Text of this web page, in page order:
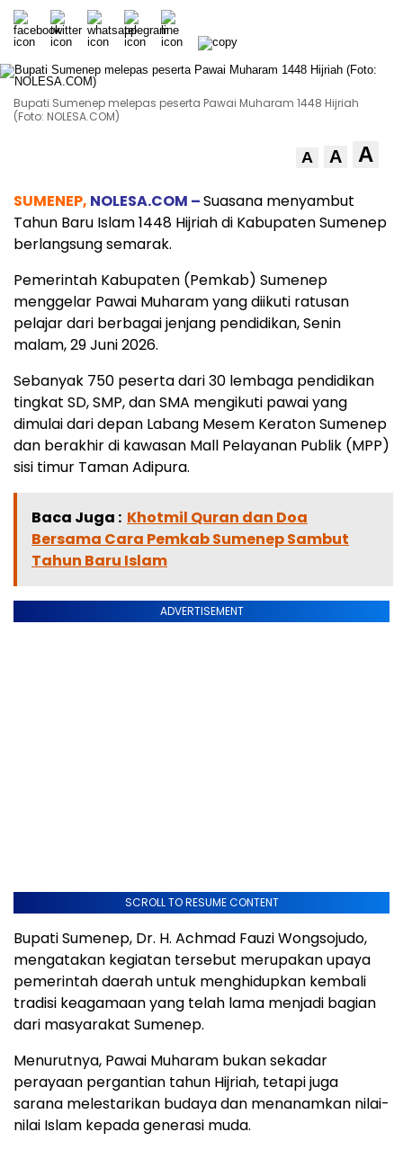
Bupati Sumenep melepas peserta Pawai Muharam 1448 Hijriah
(Foto: NOLESA.COM)
A A A
SUMENEP, NOLESA.COM –Suasana menyambut
Tahun Baru Islam 1448 Hijriah di Kabupaten Sumenep
berlangsung semarak.
Pemerintah Kabupaten (Pemkab) Sumenep
menggelar Pawai Muharam yang diikuti ratusan
pelajar dari berbagai jenjang pendidikan, Senin
malam, 29 Juni 2026.
Sebanyak 750 peserta dari 30 lembaga pendidikan
tingkat SD, SMP, dan SMA mengikuti pawai yang
dimulai dari depan Labang Mesem Keraton Sumenep
dan berakhir di kawasan Mall Pelayanan Publik (MPP)
sisi timur Taman Adipura.
Baca Juga : Khotmil Quran dan Doa
Bersama Cara Pemkab Sumenep Sambut
Tahun Baru Islam
ADVERTISEMENT
SCROLL TO RESUME CONTENT
Bupati Sumenep, Dr. H. Achmad Fauzi Wongsojudo,
mengatakan kegiatan tersebut merupakan upaya
pemerintah daerah untuk menghidupkan kembali
tradisi keagamaan yang telah lama menjadi bagian
dari masyarakat Sumenep.
Menurutnya, Pawai Muharam bukan sekadar
perayaan pergantian tahun Hijriah, tetapi juga
sarana melestarikan budaya dan menanamkan nilai-
nilai Islam kepada generasi muda.